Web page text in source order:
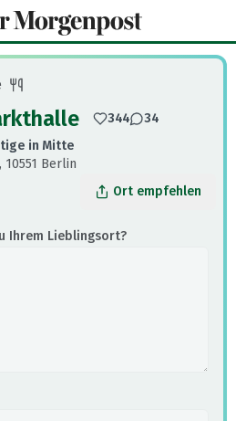
344
34
in Mitte
Berlin
Ort empfehlen
Ihrem Lieblingsort?